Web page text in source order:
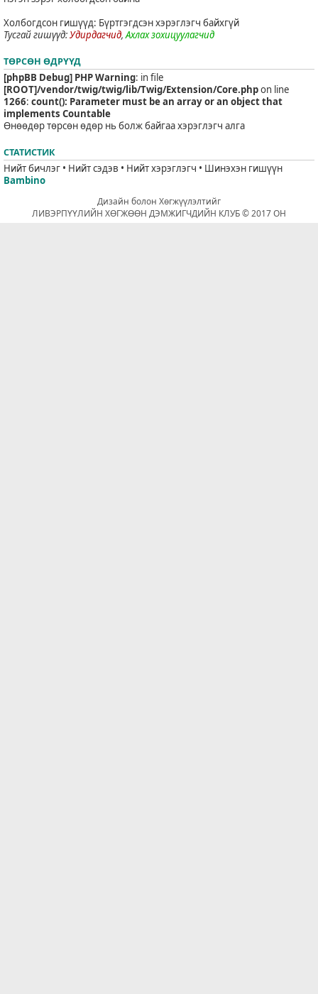
Холбогдсон гишүүд: Бүртгэгдсэн хэрэглэгч байхгүй
Тусгай гишүүд:Удирдагчид,Ахлах зохицуулагчид
ТӨРСӨН ӨДРҮҮД
[phpBB Debug] PHP Warning: in file
[ROOT]/vendor/twig/twig/lib/Twig/Extension/Core.phpon line
1266: count(): Parameter must be an array or an object that
implements Countable
Өнөөдөр төрсөн өдөр нь болж байгаа хэрэглэгч алга
СТАТИСТИК
Нийт бичлэг • Нийт сэдэв • Нийт хэрэглэгч • Шинэхэн гишүүн
Bambino
Дизайн болон Хөгжүүлэлтийг
ЛИВЭРПҮҮЛИЙН ХӨГЖӨӨН ДЭМЖИГЧДИЙН КЛУБ © 2017 ОН